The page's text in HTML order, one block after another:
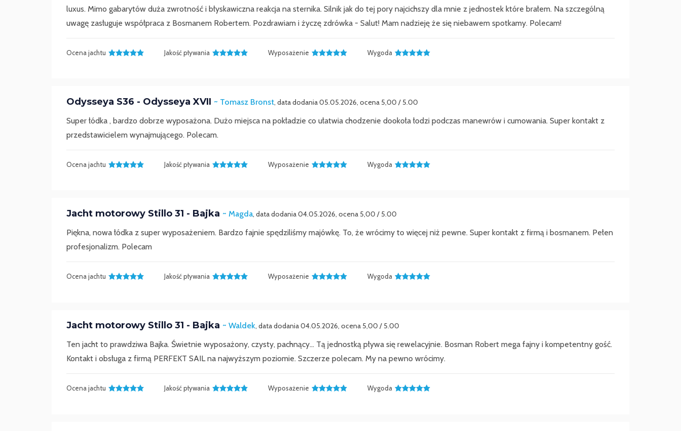
luxus. Mimo gabarytów duża zwrotność i błyskawiczna reakcja na sternika. Silnik jak do tej pory najcichszy dla mnie z jednostek które brałem. Na szczególną
uwagę zasługuje współpraca z Bosmanem Robertem. Pozdrawiam i życzę zdrówka - Salut! Mam nadzieję że się niebawem spotkamy. Polecam!
Ocena jachtu Jakość pływania Wyposażenie Wygoda
Odysseya S36 - Odysseya XVII ~ Tomasz Bronst, data dodania 05.05.2026, ocena 5,00 / 5.00
Super łódka , bardzo dobrze wyposażona. Dużo miejsca na pokładzie co ułatwia chodzenie dookoła łodzi podczas manewrów i cumowania. Super kontakt z
przedstawicielem wynajmującego. Polecam.
Ocena jachtu Jakość pływania Wyposażenie Wygoda
Jacht motorowy Stillo 31 - Bajka ~ Magda, data dodania 04.05.2026, ocena 5,00 / 5.00
Piękna, nowa łódka z super wyposażeniem. Bardzo fajnie spędziliśmy majówkę. To, że wrócimy to więcej niż pewne. Super kontakt z firmą i bosmanem. Pełen
profesjonalizm. Polecam
Ocena jachtu Jakość pływania Wyposażenie Wygoda
Jacht motorowy Stillo 31 - Bajka ~ Waldek, data dodania 04.05.2026, ocena 5,00 / 5.00
Ten jacht to prawdziwa Bajka. Świetnie wyposażony, czysty, pachnący... Tą jednostką pływa się rewelacyjnie. Bosman Robert mega fajny i kompetentny gość.
Kontakt i obsługa z firmą PERFEKT SAIL na najwyższym poziomie. Szczerze polecam. My na pewno wrócimy.
Ocena jachtu Jakość pływania Wyposażenie Wygoda